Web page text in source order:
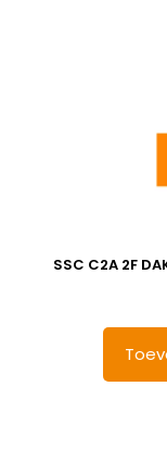
SSC C2A 2F